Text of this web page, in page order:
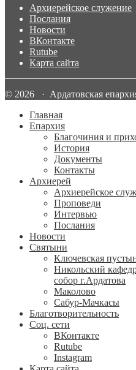
Архиерейское служение
Послания
Новости
ВКонтакте
Rutube
Карта сайта
© 2026 · Ардатовская
Главная
Епархия
Благочиния и
История
Документы
Контакты
Архиерей
Архиерейское
Проповеди
Интервью
Послания
Новости
Святыни
Ключевская
Никольский
собор г.Ардатова
Маколово
Сабур-Мачкасы
Благотворительность
Соц. сети
ВКонтакте
Rutube
Instagram